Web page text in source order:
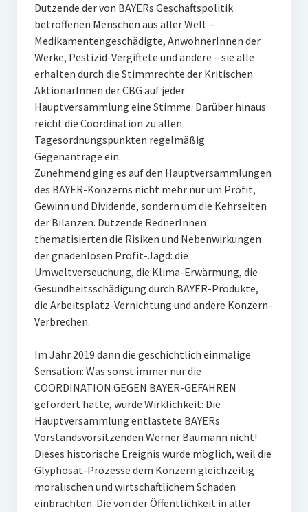
Dutzende der von BAYERs Geschäftspolitik
betroffenen Menschen aus aller Welt –
Medikamentengeschädigte, AnwohnerInnen der
Werke, Pestizid-Vergiftete und andere – sie alle
erhalten durch die Stimmrechte der Kritischen
AktionärInnen der CBG auf jeder
Hauptversammlung eine Stimme. Darüber hinaus
reicht die Coordination zu allen
Tagesordnungspunkten regelmäßig
Gegenanträge ein.
Zunehmend ging es auf den Hauptversammlungen
des BAYER-Konzerns nicht mehr nur um Profit,
Gewinn und Dividende, sondern um die Kehrseiten
der Bilanzen. Dutzende RednerInnen
thematisierten die Risiken und Nebenwirkungen
der gnadenlosen Profit-Jagd: die
Umweltverseuchung, die Klima-Erwärmung, die
Gesundheitsschädigung durch BAYER-Produkte,
die Arbeitsplatz-Vernichtung und andere Konzern-
Verbrechen.
Im Jahr 2019 dann die geschichtlich einmalige
Sensation: Was sonst immer nur die
COORDINATION GEGEN BAYER-GEFAHREN
gefordert hatte, wurde Wirklichkeit: Die
Hauptversammlung entlastete BAYERs
Vorstandsvorsitzenden Werner Baumann nicht!
Dieses historische Ereignis wurde möglich, weil die
Glyphosat-Prozesse dem Konzern gleichzeitig
moralischen und wirtschaftlichem Schaden
einbrachten. Die von der Öffentlichkeit in aller